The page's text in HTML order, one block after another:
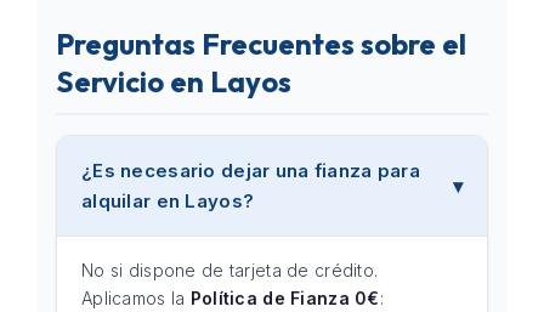
Preguntas Frecuentes sobre el
Servicio en Layos
¿Es necesario dejar una fianza para
alquilar en Layos?
No si dispone de tarjeta de crédito.
Aplicamos la Política de Fianza 0€: